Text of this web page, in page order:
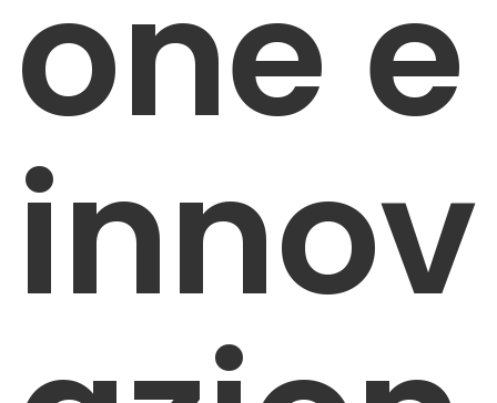
one e
innov